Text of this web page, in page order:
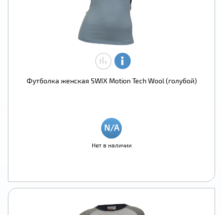
Футболка женская SWIX Motion Tech Wool (голубой)
Нет в наличии